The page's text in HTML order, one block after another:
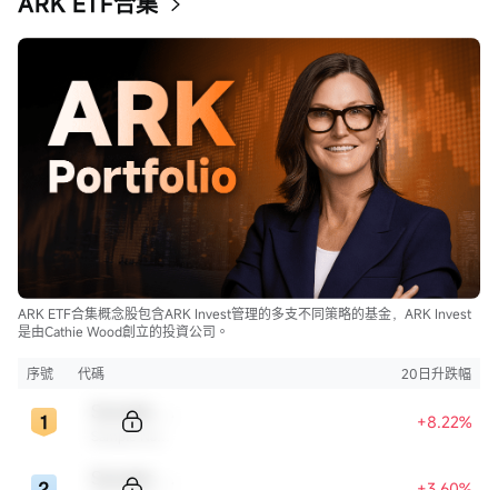
ARK ETF合集概念股包含ARK Invest管理的多支不同策略的基金，ARK Invest
是由Cathie Wood創立的投資公司。
序號 代碼 20日升跌幅
+8.22%